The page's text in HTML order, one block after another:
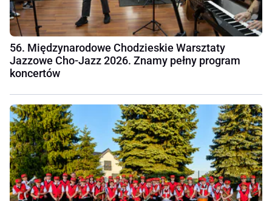
56. Międzynarodowe Chodzieskie Warsztaty
Jazzowe Cho-Jazz 2026. Znamy pełny program
koncertów